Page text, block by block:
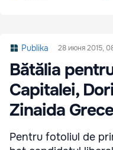
Publika 28 июня 2015,
Bătălia
Capitalei,
Zinaida
Pentru fotoliul de